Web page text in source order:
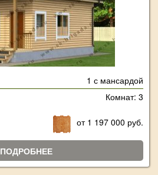
1 с мансардой
Комнат: 3
от 1 197 000 руб.
ПОДРОБНЕЕ